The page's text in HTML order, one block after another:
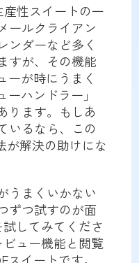
性スイートの一
ールクライアン
ンダーなど多く
すが、その機能
ーが時にうまく
ハンドラー」
ります。もしあ
いるなら、この
が解決の助けにな
うまくいかない
ずつ試すのが面
してみてくださ
ュー機能と閲覧
イートです。